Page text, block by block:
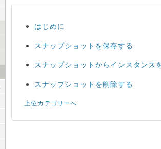
はじめに
スナップショットを保存する
スナップショットからインスタンス
スナップショットを削除する
上位カテゴリーへ